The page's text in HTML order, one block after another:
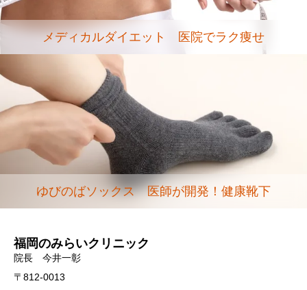
メディカルダイエット 医院でラク痩せ
ゆびのばソックス 医師が開発！健康靴下
福岡のみらいクリニック
院長 今井一彰
〒812-0013